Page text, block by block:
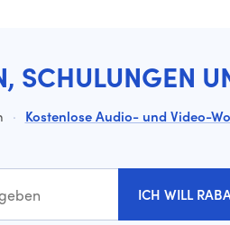
SCHULUNGEN
· Kostenlose Audio- und Video-
ICH WILL